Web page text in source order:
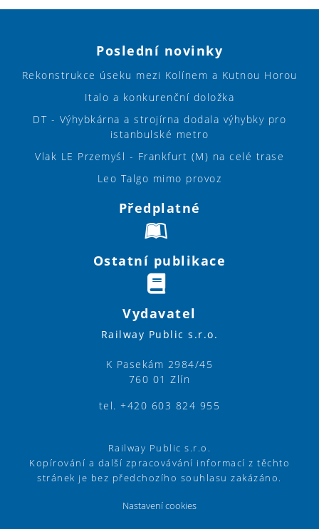
Poslední novinky
Rekonstrukce úseku mezi Kolínem a Kutnou Horou
Italo a konkurenční doložka
DT - Výhybkárna a strojírna dodala výhybky pro
istanbulské metro
Vlak LE Przemyśl - Frankfurt (M) na celé trase
Leo Talgo mimo provoz
Předplatné
Ostatní publikace
Vydavatel
Railway Public s.r.o.
K Pasekám 2984/45
760 01 Zlín
tel. +420 603 824 955
Railway Public s.r.o.
Kopírování a další zpracovávání informací z těchto
stránek je bez předchozího souhlasu zakázáno.
Nastavení cookies